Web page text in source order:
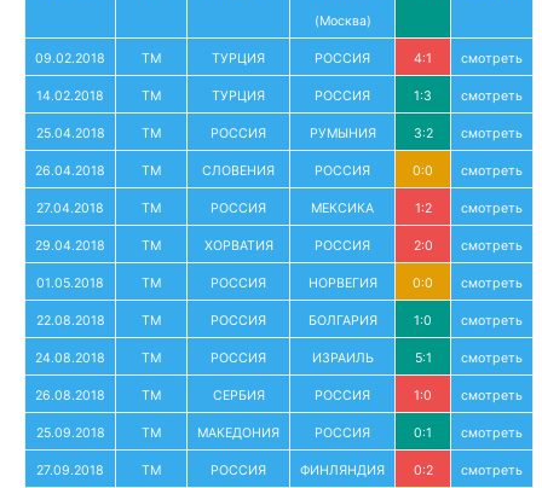
(Москва)
09.02.2018 ТМ ТУРЦИЯ РОССИЯ 4:1 смотреть
14.02.2018 ТМ ТУРЦИЯ РОССИЯ 1:3 смотреть
25.04.2018 ТМ РОССИЯ РУМЫНИЯ 3:2 смотреть
26.04.2018 ТМ СЛОВЕНИЯ РОССИЯ 0:0 смотреть
27.04.2018 ТМ РОССИЯ МЕКСИКА 1:2 смотреть
29.04.2018 ТМ ХОРВАТИЯ РОССИЯ 2:0 смотреть
01.05.2018 ТМ РОССИЯ НОРВЕГИЯ 0:0 смотреть
22.08.2018 ТМ РОССИЯ БОЛГАРИЯ 1:0 смотреть
24.08.2018 ТМ РОССИЯ ИЗРАИЛЬ 5:1 смотреть
26.08.2018 ТМ СЕРБИЯ РОССИЯ 1:0 смотреть
25.09.2018 ТМ МАКЕДОНИЯ РОССИЯ 0:1 смотреть
27.09.2018 ТМ РОССИЯ ФИНЛЯНДИЯ 0:2 смотреть